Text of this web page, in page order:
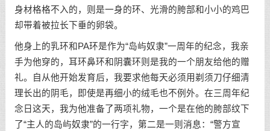
身材格格不入的，则是一身的环、光滑的胯部和小小的鸡巴
却带着被拉长下垂的卵袋。
他身上的乳环和PA环是作为“岛屿奴隶”一周年的纪念，我亲
手为他穿的，耳环鼻环和阴囊环则是我的一个朋友给他的赠
礼。自从他开始发育后，我要求他每天必须用剃须刀仔细清
理长出的阴毛，即使是再细小的绒毛也不例外。在三周年纪
念日这天，我为他准备了两项礼物，一个是在他的胯部纹下
了“主人的岛屿奴隶”的一行字，第二是一则消息：“警方宣